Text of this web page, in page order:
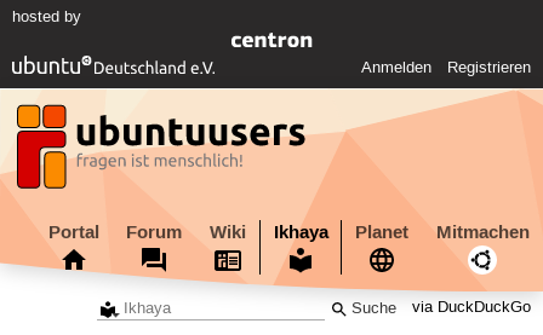
hosted by
Anmelden Registrieren
Portal Forum Wiki Ikhaya Planet Mitmachen
via DuckDuckGo